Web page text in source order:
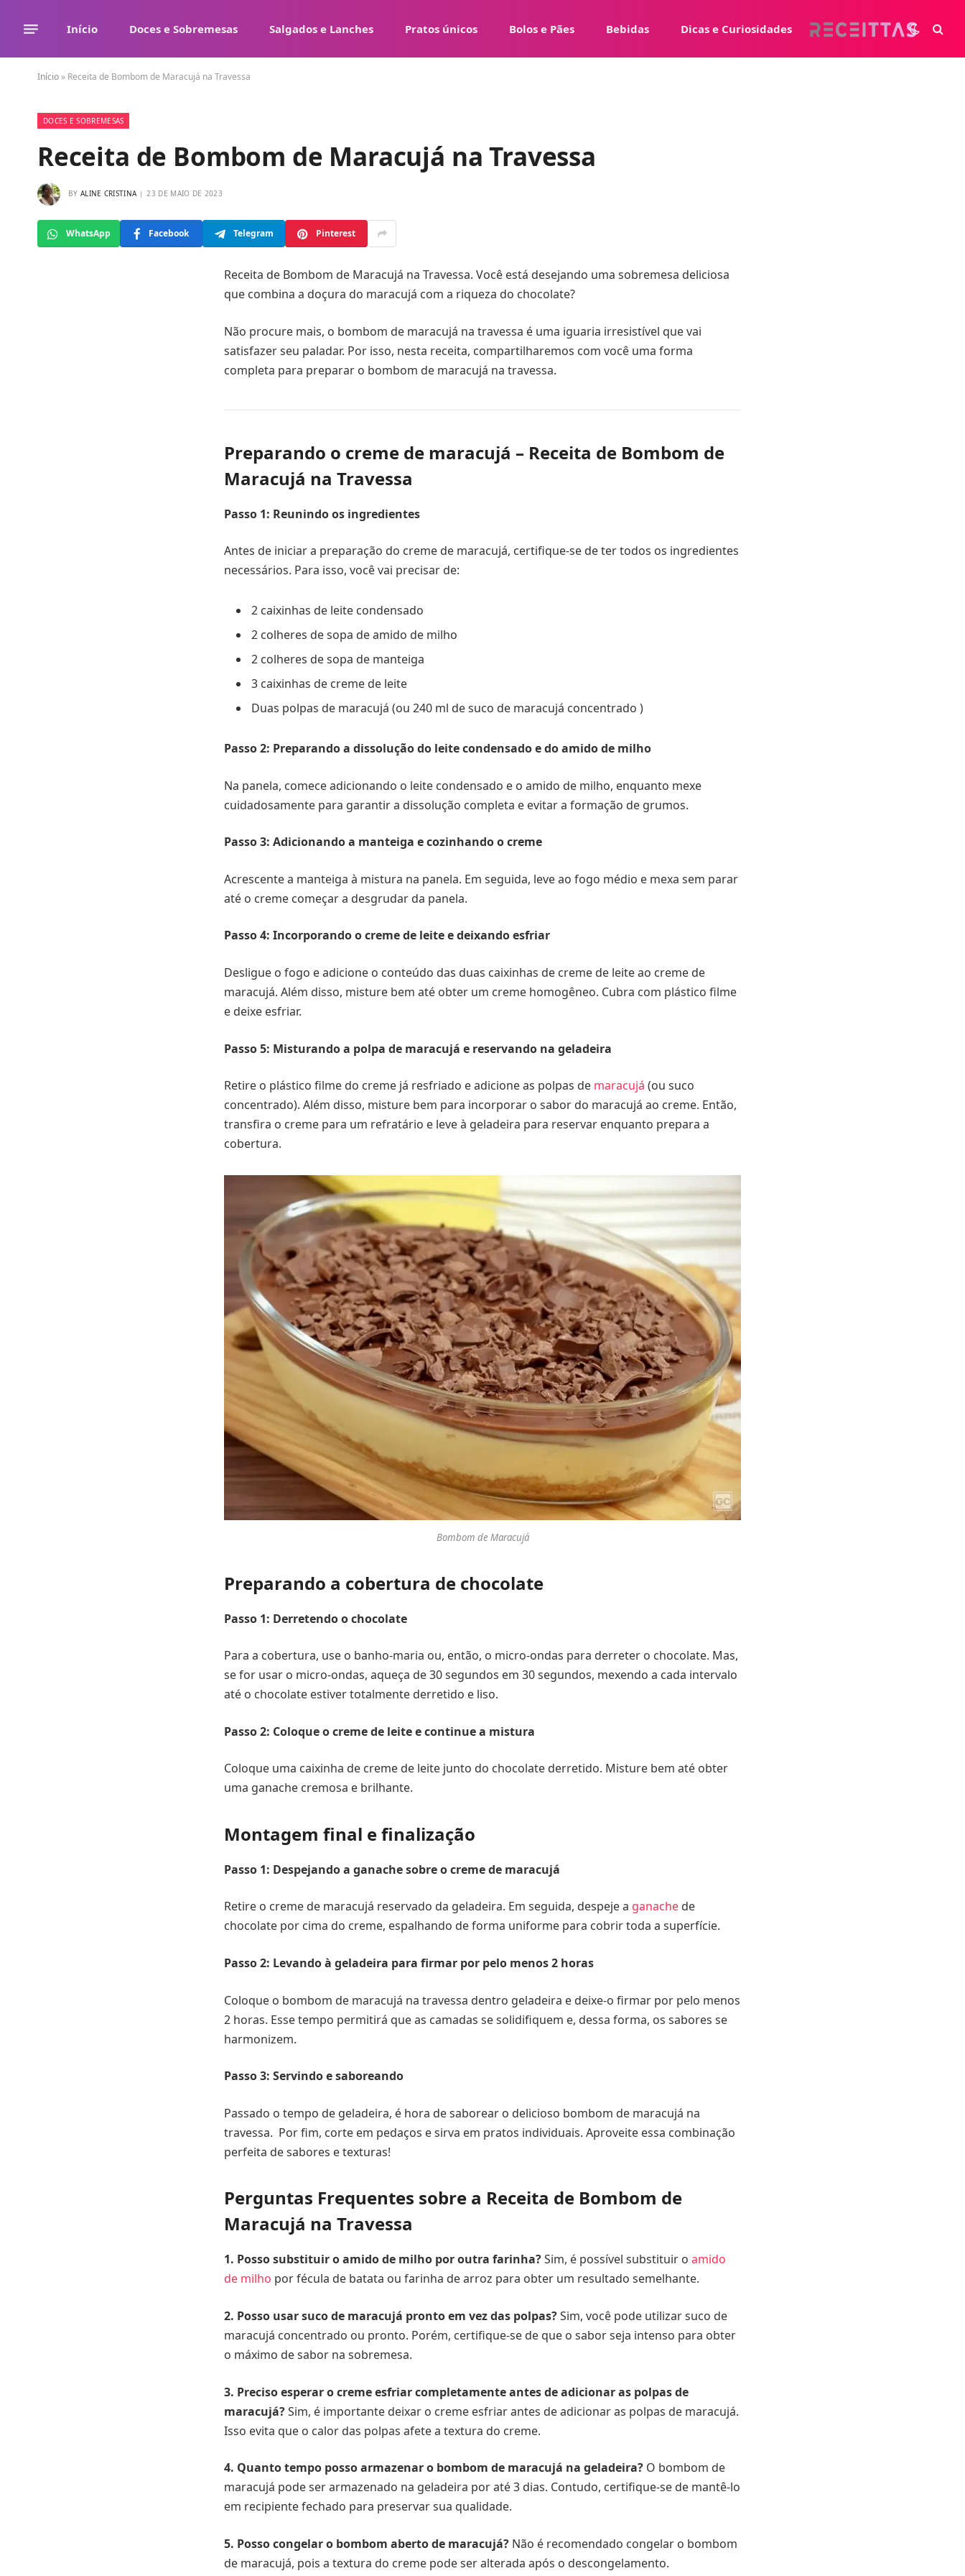
Início Doces e Sobremesas Salgados e Lanches Pratos únicos Bolos e Pães Bebidas Dicas e Curiosidades
Início » Receita de Bombom de Maracujá na Travessa
DOCES E SOBREMESAS
Receita de Bombom de Maracujá na Travessa
BY ALINE CRISTINA 23 DE MAIO DE 2023
WhatsApp Facebook Telegram Pinterest
Receita de Bombom de Maracujá na Travessa. Você está desejando uma sobremesa deliciosa
que combina a doçura do maracujá com a riqueza do chocolate?
Não procure mais, o bombom de maracujá na travessa é uma iguaria irresistível que vai
satisfazer seu paladar. Por isso, nesta receita, compartilharemos com você uma forma
completa para preparar o bombom de maracujá na travessa.
Preparando o creme de maracujá – Receita de Bombom de
Maracujá na Travessa
Passo 1: Reunindo os ingredientes
Antes de iniciar a preparação do creme de maracujá, certifique-se de ter todos os ingredientes
necessários. Para isso, você vai precisar de:
2 caixinhas de leite condensado
2 colheres de sopa de amido de milho
2 colheres de sopa de manteiga
3 caixinhas de creme de leite
Duas polpas de maracujá (ou 240 ml de suco de maracujá concentrado )
Passo 2: Preparando a dissolução do leite condensado e do amido de milho
Na panela, comece adicionando o leite condensado e o amido de milho, enquanto mexe
cuidadosamente para garantir a dissolução completa e evitar a formação de grumos.
Passo 3: Adicionando a manteiga e cozinhando o creme
Acrescente a manteiga à mistura na panela. Em seguida, leve ao fogo médio e mexa sem parar
até o creme começar a desgrudar da panela.
Passo 4: Incorporando o creme de leite e deixando esfriar
Desligue o fogo e adicione o conteúdo das duas caixinhas de creme de leite ao creme de
maracujá. Além disso, misture bem até obter um creme homogêneo. Cubra com plástico filme
e deixe esfriar.
Passo 5: Misturando a polpa de maracujá e reservando na geladeira
Retire o plástico filme do creme já resfriado e adicione as polpas de maracujá (ou suco
concentrado). Além disso, misture bem para incorporar o sabor do maracujá ao creme. Então,
transfira o creme para um refratário e leve à geladeira para reservar enquanto prepara a
cobertura.
Bombom de Maracujá
Preparando a cobertura de chocolate
Passo 1: Derretendo o chocolate
Para a cobertura, use o banho-maria ou, então, o micro-ondas para derreter o chocolate. Mas,
se for usar o micro-ondas, aqueça de 30 segundos em 30 segundos, mexendo a cada intervalo
até o chocolate estiver totalmente derretido e liso.
Passo 2: Coloque o creme de leite e continue a mistura
Coloque uma caixinha de creme de leite junto do chocolate derretido. Misture bem até obter
uma ganache cremosa e brilhante.
Montagem final e finalização
Passo 1: Despejando a ganache sobre o creme de maracujá
Retire o creme de maracujá reservado da geladeira. Em seguida, despeje a ganache de
chocolate por cima do creme, espalhando de forma uniforme para cobrir toda a superfície.
Passo 2: Levando à geladeira para firmar por pelo menos 2 horas
Coloque o bombom de maracujá na travessa dentro geladeira e deixe-o firmar por pelo menos
2 horas. Esse tempo permitirá que as camadas se solidifiquem e, dessa forma, os sabores se
harmonizem.
Passo 3: Servindo e saboreando
Passado o tempo de geladeira, é hora de saborear o delicioso bombom de maracujá na
travessa. Por fim, corte em pedaços e sirva em pratos individuais. Aproveite essa combinação
perfeita de sabores e texturas!
Perguntas Frequentes sobre a Receita de Bombom de
Maracujá na Travessa
1. Posso substituir o amido de milho por outra farinha?Sim, é possível substituir o amido
de milho por fécula de batata ou farinha de arroz para obter um resultado semelhante.
2. Posso usar suco de maracujá pronto em vez das polpas?Sim, você pode utilizar suco de
maracujá concentrado ou pronto. Porém, certifique-se de que o sabor seja intenso para obter
o máximo de sabor na sobremesa.
3. Preciso esperar o creme esfriar completamente antes de adicionar as polpas de
maracujá?Sim, é importante deixar o creme esfriar antes de adicionar as polpas de maracujá.
Isso evita que o calor das polpas afete a textura do creme.
4. Quanto tempo posso armazenar o bombom de maracujá na geladeira? O bombom de
maracujá pode ser armazenado na geladeira por até 3 dias. Contudo, certifique-se de mantê-lo
em recipiente fechado para preservar sua qualidade.
5. Posso congelar o bombom aberto de maracujá? Não é recomendado congelar o bombom
de maracujá, pois a textura do creme pode ser alterada após o descongelamento.